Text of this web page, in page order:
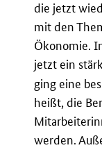
die jetzt
mit den
Ökonomie.
jetzt ein
ging eine
heißt, die
werden.